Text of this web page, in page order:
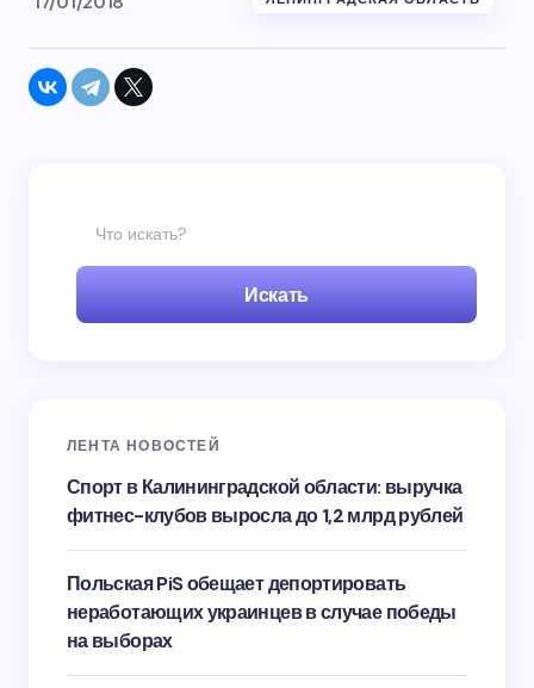
Искать
ЛЕНТА НОВОСТЕЙ
Спорт в Калининградской области: выручка
фитнес-клубов выросла до 1,2 млрд рублей
Польская PiS обещает депортировать
неработающих украинцев в случае победы
на выборах